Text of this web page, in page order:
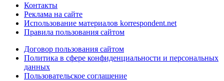
Контакты
Реклама на сайте
Использование материалов korrespondent.net
Правила пользования сайтом
Договор пользования сайтом
Политика в сфере конфиденциальности и персональных
данных
Пользовательское соглашение